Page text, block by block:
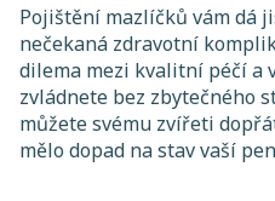
Pojištění mazlíčků vám dá
nečekaná zdravotní
dilema mezi kvalitní péčí a
zvládnete bez zbytečného
můžete svému zvířeti
mělo dopad na stav vaší